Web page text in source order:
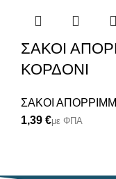
ΣΑΚΟΙ
ΚΟΡΔΟΝΙ
ΣΑΚΟΙ
€